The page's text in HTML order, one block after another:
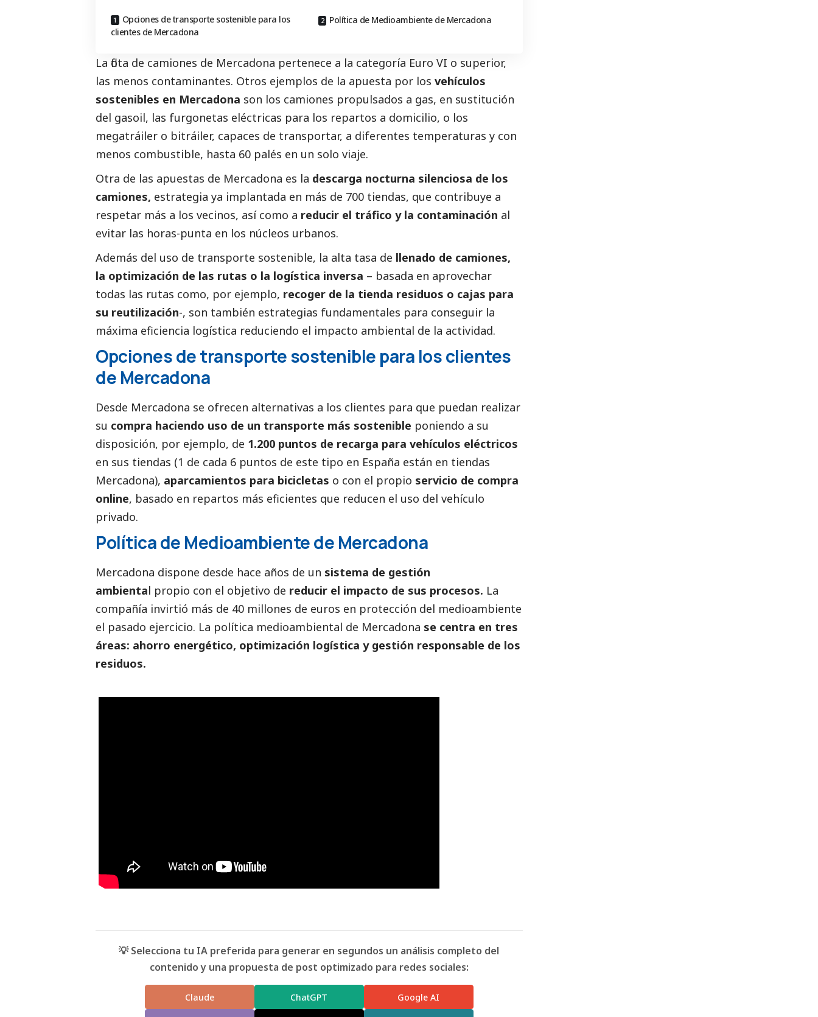
Opciones de transporte sostenible para los
clientes de Mercadona
Política de Medioambiente de Mercadona
La flota de camiones de Mercadona pertenece a la categoría Euro VI o superior,
las menos contaminantes. Otros ejemplos de la apuesta por los vehículos
sostenibles en Mercadona son los camiones propulsados a gas, en sustitución
del gasoil, las furgonetas eléctricas para los repartos a domicilio, o los
megatráiler o bitráiler, capaces de transportar, a diferentes temperaturas y con
menos combustible, hasta 60 palés en un solo viaje.
Otra de las apuestas de Mercadona es la descarga nocturna silenciosa de los
camiones, estrategia ya implantada en más de 700 tiendas, que contribuye a
respetar más a los vecinos, así como a reducir el tráfico y la contaminación al
evitar las horas-punta en los núcleos urbanos.
Además del uso de transporte sostenible, la alta tasa de llenado de camiones,
la optimización de las rutas o la logística inversa – basada en aprovechar
todas las rutas como, por ejemplo, recoger de la tienda residuos o cajas para
su reutilización-, son también estrategias fundamentales para conseguir la
máxima eficiencia logística reduciendo el impacto ambiental de la actividad.
Opciones de transporte sostenible para los clientes
de Mercadona
Desde Mercadona se ofrecen alternativas a los clientes para que puedan realizar
su compra haciendo uso de un transporte más sostenible poniendo a su
disposición, por ejemplo, de 1.200 puntos de recarga para vehículos eléctricos
en sus tiendas (1 de cada 6 puntos de este tipo en España están en tiendas
Mercadona), aparcamientos para bicicletas o con el propio servicio de compra
online, basado en repartos más eficientes que reducen el uso del vehículo
privado.
Política de Medioambientede Mercadona
Mercadona dispone desde hace años de un sistema de gestión
ambiental propio con el objetivo de reducir el impacto de sus procesos. La
compañía invirtió más de 40 millones de euros en protección del medioambiente
el pasado ejercicio. La política medioambiental de Mercadona se centra en tres
áreas: ahorro energético, optimización logística y gestión responsable de los
residuos.
💡 Selecciona tu IA preferida para generar en segundos un análisis completo del
contenido y una propuesta de post optimizado para redes sociales:
Claude ChatGPT Google AI